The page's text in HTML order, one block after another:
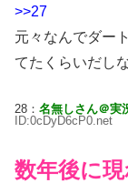
>>27
元々なんでダー
てたくらいだし
28： 名無しさん＠実
ID:0cDyD6cP0.net
数年後に